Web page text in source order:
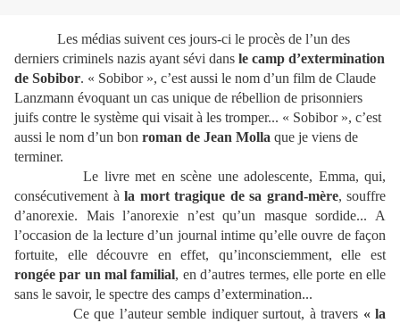
Les médias suivent ces jours-ci le procès de l’un des
derniers criminels nazis ayant sévi dans le camp d’extermination
de Sobibor. « Sobibor », c’est aussi le nom d’un film de Claude
Lanzmann évoquant un cas unique de rébellion de prisonniers
juifs contre le système qui visait à les tromper... « Sobibor », c’est
aussi le nom d’un bon roman de Jean Molla que je viens de
terminer.
Le livre met en scène une adolescente, Emma, qui,
consécutivement à la mort tragique de sa grand-mère, souffre
d’anorexie. Mais l’anorexie n’est qu’un masque sordide... A
l’occasion de la lecture d’un journal intime qu’elle ouvre de façon
fortuite, elle découvre en effet, qu’inconsciemment, elle est
rongée par un mal familial, en d’autres termes, elle porte en elle
sans le savoir, le spectre des camps d’extermination...
Ce que l’auteur semble indiquer surtout, à travers « la